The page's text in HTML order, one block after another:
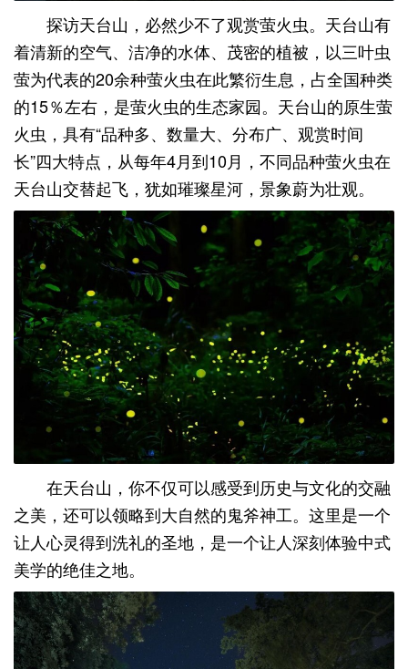
探访天台山，必然少不了观赏萤火虫。天台山有
着清新的空气、洁净的水体、茂密的植被，以三叶虫
萤为代表的20余种萤火虫在此繁衍生息，占全国种类
的15％左右，是萤火虫的生态家园。天台山的原生萤
火虫，具有“品种多、数量大、分布广、观赏时间
长”四大特点，从每年4月到10月，不同品种萤火虫在
天台山交替起飞，犹如璀璨星河，景象蔚为壮观。
在天台山，你不仅可以感受到历史与文化的交融
之美，还可以领略到大自然的鬼斧神工。这里是一个
让人心灵得到洗礼的圣地，是一个让人深刻体验中式
美学的绝佳之地。